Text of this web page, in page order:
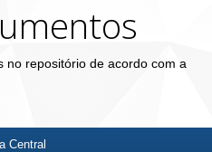
no repositório de acordo com a
Central